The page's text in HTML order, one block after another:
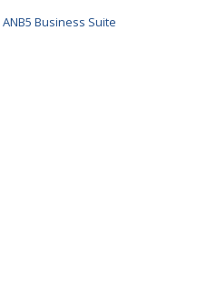
ANB5 Business Suite